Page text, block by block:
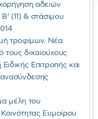
αδειών
(11) & στάσιμου
τροφίμων. Νέα
δικαιούχους
Επιτροπής και
μέλη του
Ευμοίρου